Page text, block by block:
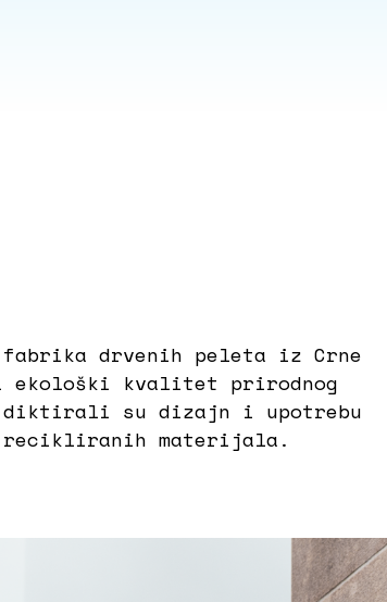
drvenih peleta iz Crne
ekološki kvalitet prirodnog
su dizajn i upotrebu
materijala.